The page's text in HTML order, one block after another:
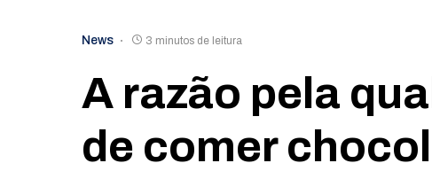
News 3 minutos de leitura
A razão pela
de comer